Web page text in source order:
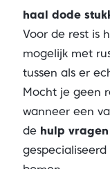
haal dode
Voor de rest is
mogelijk met
tussen als er
Mocht je geen
wanneer een
de hulp